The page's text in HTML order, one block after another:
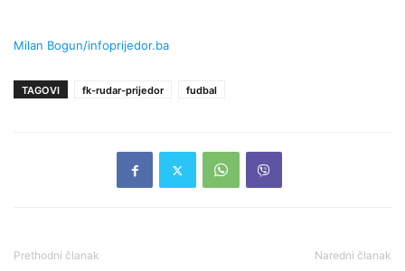
Milan Bogun/infoprijedor.ba
TAGOVI fk-rudar-prijedor fudbal
Prethodni članak Naredni članak